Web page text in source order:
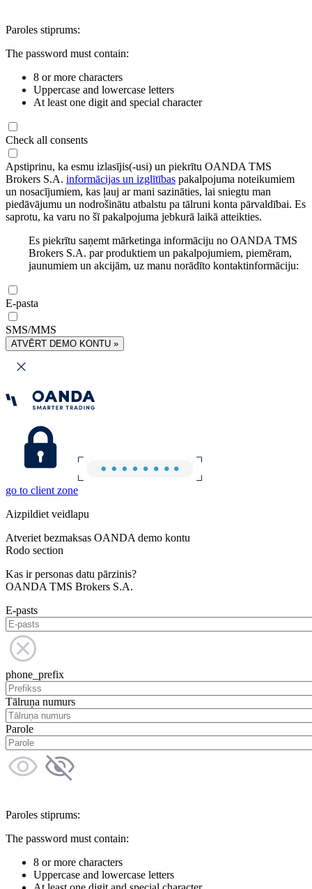
Paroles stiprums:
The password must contain:
8 or more characters
Uppercase and lowercase letters
At least one digit and special character
Check all consents
Apstiprinu, ka esmu izlasījis(-usi) un piekrītu OANDA TMS
Brokers S.A. informācijas un izglītības pakalpojuma noteikumiem
un nosacījumiem, kas ļauj ar mani sazināties, lai sniegtu man
piedāvājumu un nodrošinātu atbalstu pa tālruni konta pārvaldībai. Es
saprotu, ka varu no šī pakalpojuma jebkurā laikā atteikties.
Es piekrītu saņemt mārketinga informāciju no OANDA TMS
Brokers S.A. par produktiem un pakalpojumiem, piemēram,
jaunumiem un akcijām, uz manu norādīto kontaktinformāciju:
E-pasta
SMS/MMS
ATVĒRT DEMO KONTU »
go to client zone
Aizpildiet veidlapu
Atveriet bezmaksas OANDA demo kontu
Rodo section
Kas ir personas datu pārzinis?
OANDA TMS Brokers S.A.
E-pasts
phone_prefix
Tālruņa numurs
Parole
Paroles stiprums:
The password must contain:
8 or more characters
Uppercase and lowercase letters